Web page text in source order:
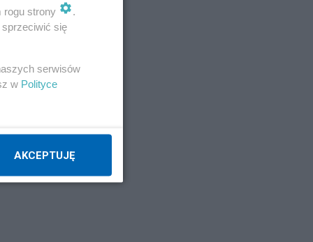
rogu strony
.
się
serwisów
w Polityce
AKCEPTUJĘ